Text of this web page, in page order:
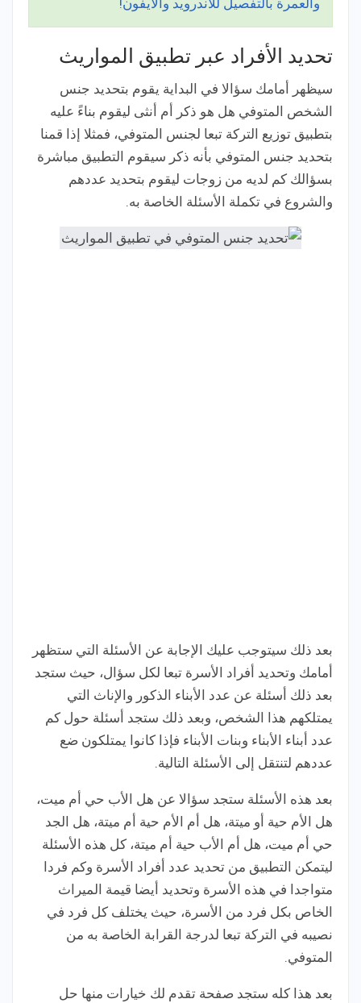
والعمرة بالتفصيل للأندرويد والأيفون!
تحديد الأفراد عبر تطبيق المواريث
سيظهر أمامك سؤالا في البداية يقوم بتحديد جنس
الشخص المتوفي هل هو ذكر أم أنثى ليقوم بناءً عليه
بتطبيق توزيع التركة تبعا لجنس المتوفي، فمثلا إذا قمنا
بتحديد جنس المتوفي بأنه ذكر سيقوم التطبيق مباشرة
بسؤالك كم لديه من زوجات ليقوم بتحديد عددهم
والشروع في تكملة الأسئلة الخاصة به.
بعد ذلك سيتوجب عليك الإجابة عن الأسئلة التي ستظهر
أمامك وتحديد أفراد الأسرة تبعا لكل سؤال، حيث ستجد
بعد ذلك أسئلة عن عدد الأبناء الذكور والإناث التي
يمتلكهم هذا الشخص، وبعد ذلك ستجد أسئلة حول كم
عدد أبناء الأبناء وبنات الأبناء فإذا كانوا يمتلكون ضع
عددهم لتنتقل إلى الأسئلة التالية.
بعد هذه الأسئلة ستجد سؤالا عن هل الأب حي أم ميت،
هل الأم حية أو ميتة، هل أم الأم حية أم ميتة، هل الجد
حي أم ميت، هل أم الأب حية أم ميتة، كل هذه الأسئلة
ليتمكن التطبيق من تحديد عدد أفراد الأسرة وكم فردا
متواجدا في هذه الأسرة وتحديد أيضا قيمة الميراث
الخاص بكل فرد من الأسرة، حيث يختلف كل فرد في
نصيبه في التركة تبعا لدرجة القرابة الخاصة به من
المتوفي.
بعد هذا كله ستجد صفحة تقدم لك خيارات منها حل